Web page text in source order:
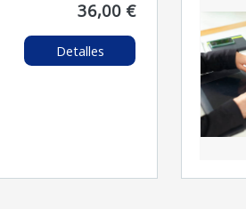
36,00 €
Detalles